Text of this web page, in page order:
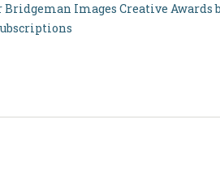
Bridgeman Images Creative Awards